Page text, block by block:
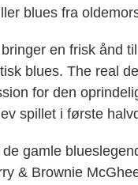
blues fra
en frisk ånd
blues. The real
for den
spillet i første
gamle
& Brownie